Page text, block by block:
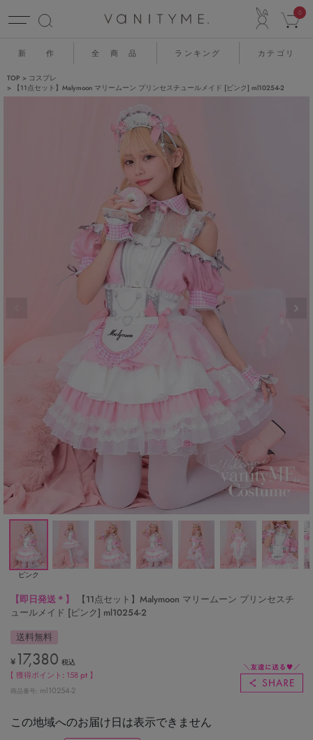
0
新 作 全 商 品 ランキング カテゴリ
TOP
コスプレ
【11点セット】Malymoon マリームーン プリンセスチュールメイド [ピンク] ml10254-2
ピンク
【即日発送＊】
【11点セット】Malymoon マリームーン プリンセスチ
ュールメイド [ピンク] ml10254-2
送料無料
¥ 17,380 税込
【 獲得ポイント: 158 pt 】
商品番号 ml10254-2
この地域へのお届け日は表示できません